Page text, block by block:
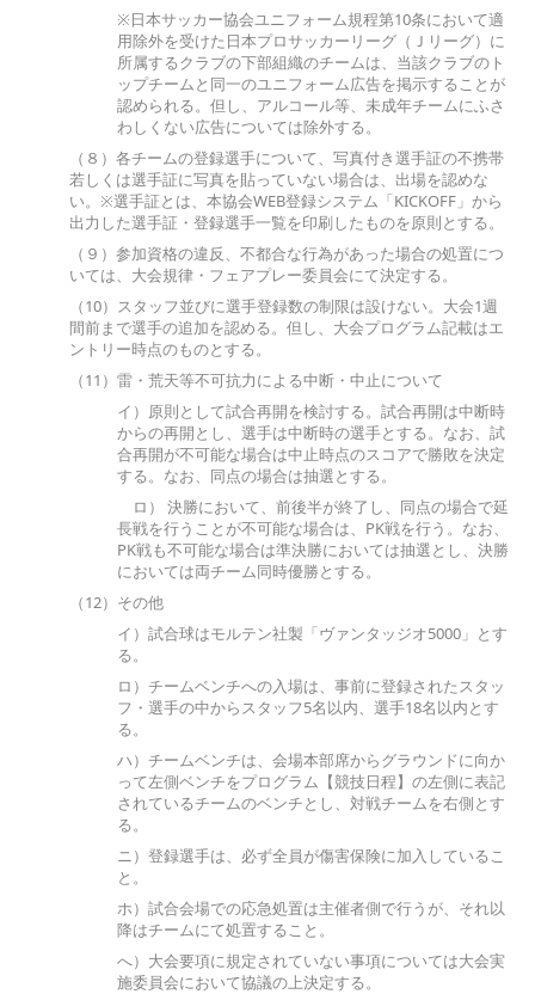
※日本サッカー協会ユニフォーム規程第10条において適
用除外を受けた日本プロサッカーリーグ（Ｊリーグ）に
所属するクラブの下部組織のチームは、当該クラブのト
ップチームと同一のユニフォーム広告を掲示することが
認められる。但し、アルコール等、未成年チームにふさ
わしくない広告については除外する。
（８）各チームの登録選手について、写真付き選手証の不携帯
若しくは選手証に写真を貼っていない場合は、出場を認めな
い。※選手証とは、本協会WEB登録システム「KICKOFF」から
出力した選手証・登録選手一覧を印刷したものを原則とする。
（９）参加資格の違反、不都合な行為があった場合の処置につ
いては、大会規律・フェアプレー委員会にて決定する。
（10）スタッフ並びに選手登録数の制限は設けない。大会1週
間前まで選手の追加を認める。但し、大会プログラム記載はエ
ントリー時点のものとする。
（11）雷・荒天等不可抗力による中断・中止について
イ）原則として試合再開を検討する。試合再開は中断時
からの再開とし、選手は中断時の選手とする。なお、試
合再開が不可能な場合は中止時点のスコアで勝敗を決定
する。なお、同点の場合は抽選とする。
ロ） 決勝において、前後半が終了し、同点の場合で延
長戦を行うことが不可能な場合は、PK戦を行う。なお、
PK戦も不可能な場合は準決勝においては抽選とし、決勝
においては両チーム同時優勝とする。
（12）その他
イ）試合球はモルテン社製「ヴァンタッジオ5000」とす
る。
ロ）チームベンチへの入場は、事前に登録されたスタッ
フ・選手の中からスタッフ5名以内、選手18名以内とす
る。
ハ）チームベンチは、会場本部席からグラウンドに向か
って左側ベンチをプログラム【競技日程】の左側に表記
されているチームのベンチとし、対戦チームを右側とす
る。
ニ）登録選手は、必ず全員が傷害保険に加入しているこ
と。
ホ）試合会場での応急処置は主催者側で行うが、それ以
降はチームにて処置すること。
へ）大会要項に規定されていない事項については大会実
施委員会において協議の上決定する。